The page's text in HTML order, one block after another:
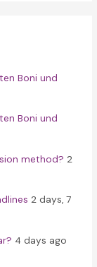
Boni und
Boni und
method? 2
2 days, 7
4 days ago